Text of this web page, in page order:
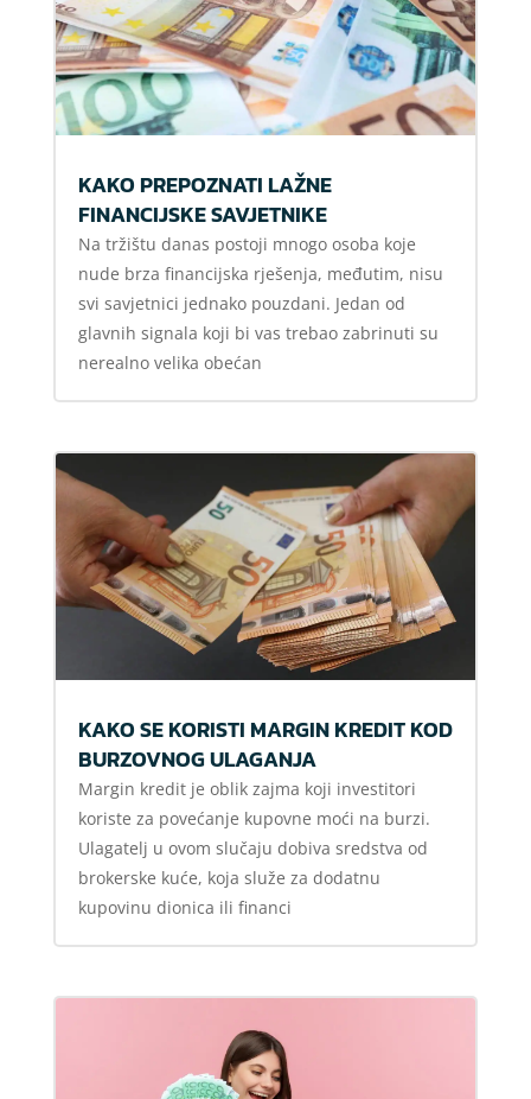
KAKO PREPOZNATI LAŽNE
FINANCIJSKE SAVJETNIKE
Na tržištu danas postoji mnogo osoba koje
nude brza financijska rješenja, međutim, nisu
svi savjetnici jednako pouzdani. Jedan od
glavnih signala koji bi vas trebao zabrinuti su
nerealno velika obećan
KAKO SE KORISTI MARGIN KREDIT KOD
BURZOVNOG ULAGANJA
Margin kredit je oblik zajma koji investitori
koriste za povećanje kupovne moći na burzi.
Ulagatelj u ovom slučaju dobiva sredstva od
brokerske kuće, koja služe za dodatnu
kupovinu dionica ili financi